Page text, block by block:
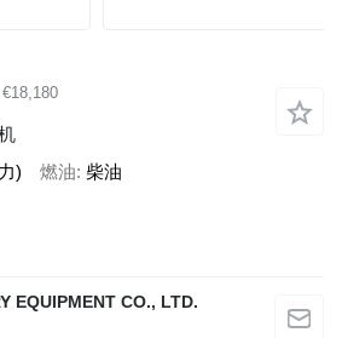
) 燃油 柴油
EQUIPMENT CO., LTD.